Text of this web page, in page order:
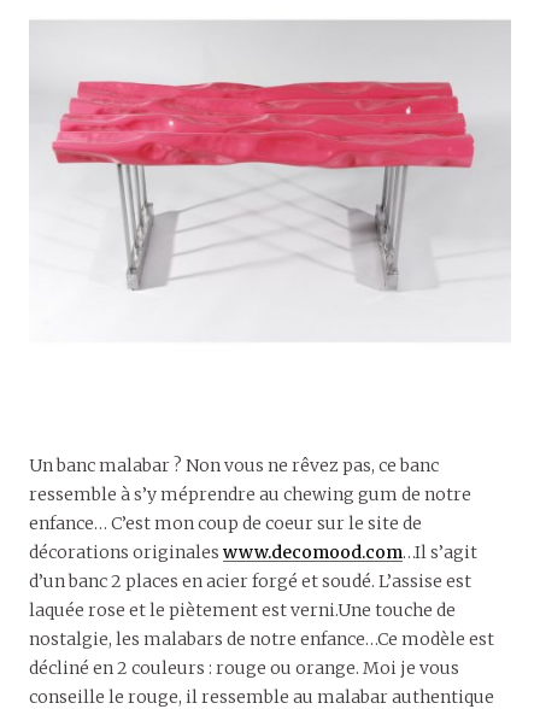
Un banc malabar ? Non vous ne rêvez pas, ce banc
ressemble à s’y méprendre au chewing gum de notre
enfance… C’est mon coup de coeur sur le site de
décorations originales www.decomood.com…Il s’agit
d’un banc 2 places en acier forgé et soudé. L’assise est
laquée rose et le piètement est verni.Une touche de
nostalgie, les malabars de notre enfance…Ce modèle est
décliné en 2 couleurs : rouge ou orange. Moi je vous
conseille le rouge, il ressemble au malabar authentique